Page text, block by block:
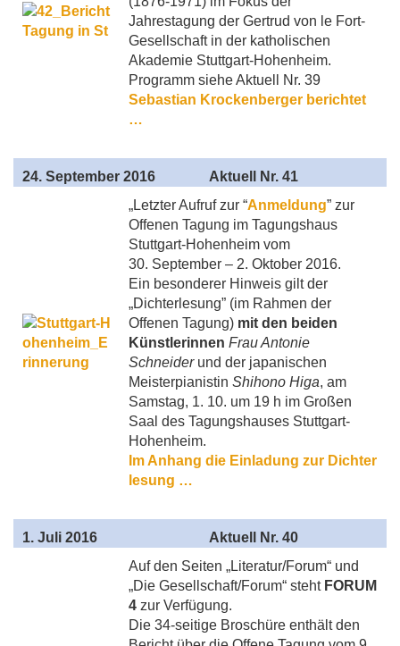
Jahrestagung der Gertrud von le Fort-
Gesellschaft in der katholischen
Akademie Stuttgart-Hohenheim.
Programm siehe Aktuell Nr. 39
Sebastian Krockenberger berichtet
…
24. September 2016 Aktuell
Nr. 41
„Letzter Aufruf zur “Anmeldung” zur
Offenen Tagung im Tagungshaus
Stuttgart-Hohenheim vom
30. September – 2. Oktober 2016.
Ein besonderer Hinweis gilt der
„Dichterlesung” (im Rahmen der
Offenen Tagung) mit den beiden
Künstlerinnen Frau Antonie
Schneiderund der japanischen
Meisterpianistin Shihono Higa, am
Samstag, 1. 10. um 19 h im Großen
Saal des Tagungshauses Stuttgart-
Hohenheim.
Im Anhang die Einladung zur Dichter
lesung …
1. Juli 2016 Aktuell
Nr. 40
Auf den Seiten „Literatur/Forum“ und
„Die Gesellschaft/Forum“ steht FORUM
4 zur Verfügung.
Die 34-seitige Broschüre enthält den